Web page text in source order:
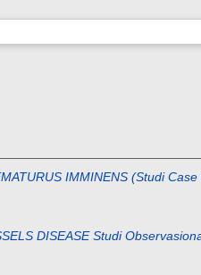
IMMINENS (Studi
DISEASE Studi